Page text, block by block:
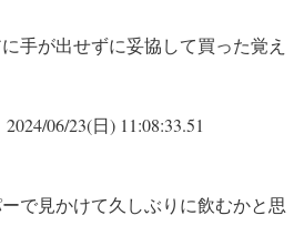
手が出せずに妥協して買った覚え
2024/06/23(日) 11:08:33.51
で見かけて久しぶりに飲むかと思